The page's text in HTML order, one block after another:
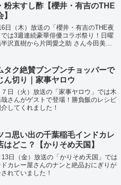
粉末すし酢【櫻井・有吉のTHE
日（木）放送の「櫻井・有吉のTHE夜
は3週連続豪華俳優コラボ祭り！日曜
半沢直樹から片岡愛之助 さん今田美桜
タク絶賛ブンブンチョッパーで
ん切り｜家事ヤロウ
７日（火）放送の「家事ヤロウ」では木
さんがゲストで登場！勝負飯のレシピ
してくれました！
コ思い出の千葉稲毛インドカレ
はどこ？【かりそめ天国】
13日（金）放送の「かりそめ天国」では
ドカレー屋さんのナンと絶品おにぎりが
れていました！